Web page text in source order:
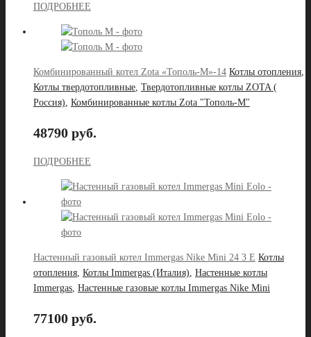
ПОДРОБНЕЕ
Комбинированный котел Zota «Тополь-М»-14 Котлы отопления
Котлы твердотопливные Твердотопливные котлы ZOTA (
Россия) Комбинированные котлы Zota "Тополь-М"
48790 руб.
ПОДРОБНЕЕ
Настенный газовый котел Immergas Nike Mini 24 3 E Котлы
отопления, Котлы Immergas (Италия), Настенные котлы
Immergas, Настенные газовые котлы Immergas Nike Mini
77100 руб.